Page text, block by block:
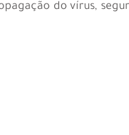
do vírus,